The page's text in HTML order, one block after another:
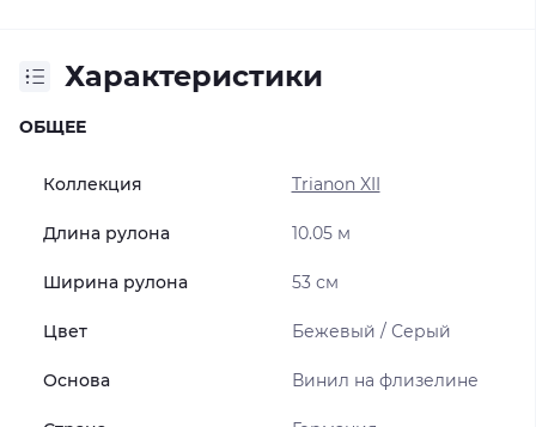
Характеристики
ОБЩЕЕ
Коллекция Trianon XII
Длина рулона 10.05 м
Ширина рулона 53 см
Цвет Бежевый / Серый
Основа Винил на флизелине